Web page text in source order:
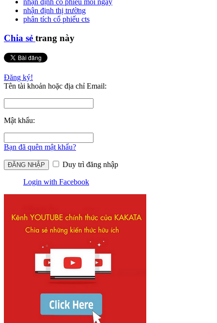
nhận định cổ phiếu mỗi ngày
nhận định thị trường
phân tích cổ phiếu cts
Chia sẻ trang này
Đăng ký!
Tên tài khoản hoặc địa chỉ Email:
Mật khẩu:
Bạn đã quên mật khẩu?
Duy trì đăng nhập
Login with Facebook